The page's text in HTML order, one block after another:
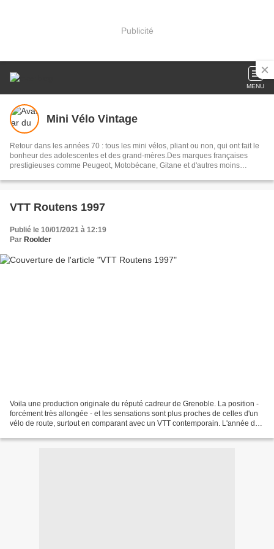
Publicité
MENU
Mini Vélo Vintage
Retour dans les années 70 : tous les mini vélos, pliant ou non, qui ont fait le
bonheur des adolescentes et des grand-mères.Des marques françaises
prestigieuses comme Peugeot, Motobécane, Gitane et d'autres moins
vitesse intégré : Sturmey, Archer, Fichtel et Sachs sont mes amis. Une place
génération (pour dater la période, bien avant l'arrivée des freins à disque).
VTT Routens 1997
Publié le 10/01/2021 à 12:19
Par Roolder
Voila une production originale du réputé cadreur de Grenoble. La position -
forcément très allongée - et les sensations sont plus proches de celles d'un
vélo de route, surtout en comparant avec un VTT contemporain. L'année de